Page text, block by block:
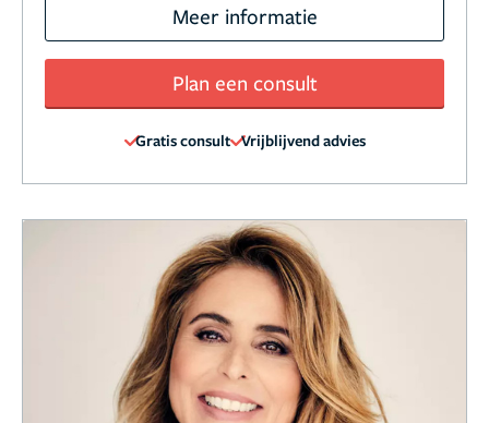
Meer informatie
Plan een consult
Gratis consult Vrijblijvend advies